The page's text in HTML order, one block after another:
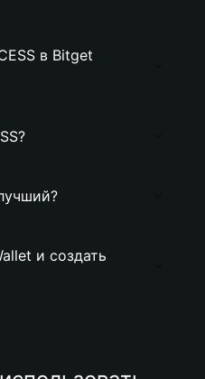
в Bitget
и создать